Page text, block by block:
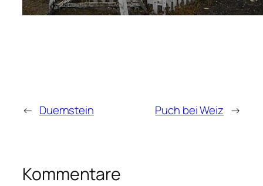
← Duernstein Puch bei Weiz →
Kommentare